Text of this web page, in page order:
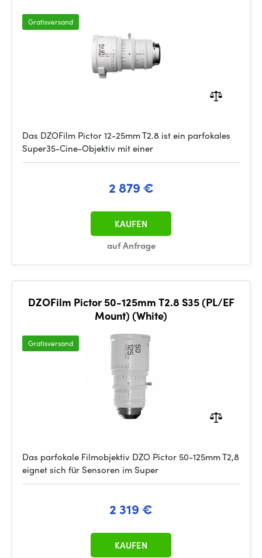
Gratisversand
Das DZOFilm Pictor 12-25mm T2.8 ist ein parfokales
Super35-Cine-Objektiv mit einer
2 879 €
auf Anfrage
KAUFEN
DZOFilm Pictor 50-125mm T2.8 S35 (PL/EF
Mount) (White)
Gratisversand
Das parfokale Filmobjektiv DZO Pictor 50-125mm T2,8
eignet sich für Sensoren im Super
2 319 €
KAUFEN